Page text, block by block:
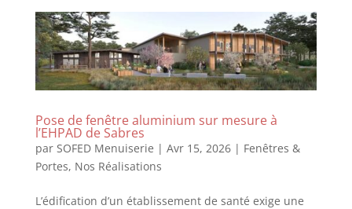
Pose de fenêtre aluminium sur mesure à
l’EHPAD de Sabres
par SOFED Menuiserie | Avr 15, 2026| Fenêtres &
Portes, Nos Réalisations
L’édification d’un établissement de santé exige une